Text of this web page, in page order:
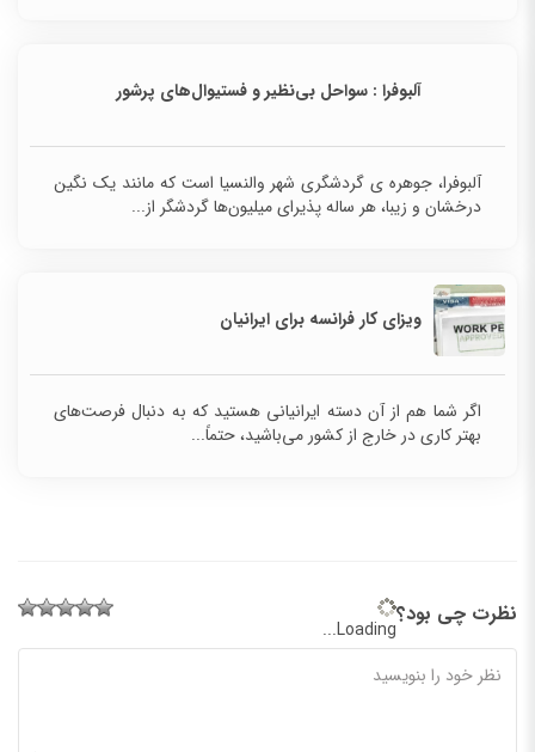
آلبوفرا : سواحل بی‌نظیر و فستیوال‌های پرشور
آلبوفرا، جوهره ی گردشگری شهر والنسیا است که مانند
یک نگین درخشان و زیبا، هر ساله پذیرای میلیون‌ها گردشگر از...
ویزای کار فرانسه برای ایرانیان
اگر شما هم از آن دسته ایرانیانی هستید که به دنبال فرصت‌های
بهتر کاری در خارج از کشور می‌باشید، حتماً...
نظرت چی بود؟
Loading...